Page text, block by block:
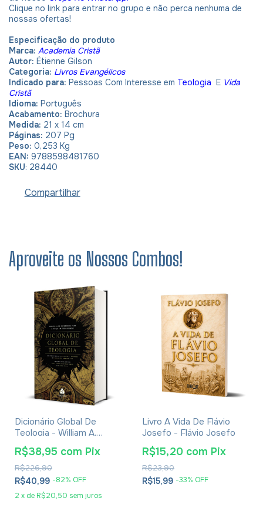
Clique no link para entrar no grupo e não perca nenhuma de
nossas ofertas!
Especificação do produto
Marca: Academia Cristã
Autor: Étienne Gilson
Categoria: Livros Evangélicos
Indicado para: Pessoas Com Interesse em Teologia E Vida
Cristã
Idioma: Português
Acabamento: Brochura
Medida: 21 x 14 cm
Páginas: 207 Pg
Peso: 0,253 Kg
EAN: 9788598481760
SKU: 28440
Compartilhar
Aproveite os Nossos Combos!
Dicionário Global De
Teologia - William A.
Dyrness
R$40,99 -82% OFF
2 x de R$20,50 sem juros
R$226,90
R$38,95 com Pix
Livro A Vida De Flávio
Josefo - Flávio Josefo
R$15,99 -33% OFF
R$23,90
R$15,20 com Pix